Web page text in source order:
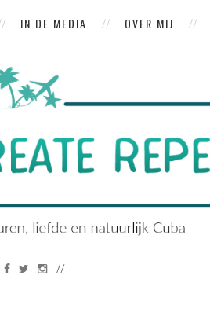
IN DE MEDIA OVER MIJ